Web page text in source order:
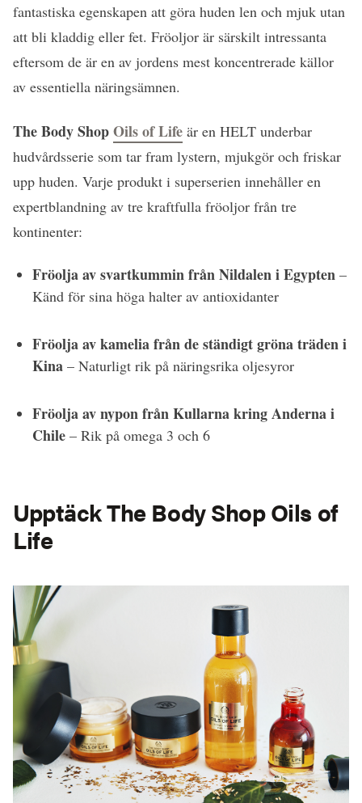
fantastiska egenskapen att göra huden len och mjuk utan
att bli kladdig eller fet. Fröoljor är särskilt intressanta
eftersom de är en av jordens mest koncentrerade källor
av essentiella näringsämnen.
The Body ShopOils of Life är en HELT underbar
hudvårdsserie som tar fram lystern, mjukgör och friskar
upp huden. Varje produkt i superserien innehåller en
expertblandning av tre kraftfulla fröoljor från tre
kontinenter:
Fröolja av svartkummin från Nildalen i Egypten –
Känd för sina höga halter av antioxidanter
Fröolja av kamelia från de ständigt gröna träden i
Kina – Naturligt rik på näringsrika oljesyror
Fröolja av nypon från Kullarna kring Anderna i
Chile – Rik på omega 3 och 6
Upptäck The Body Shop Oils of
Life